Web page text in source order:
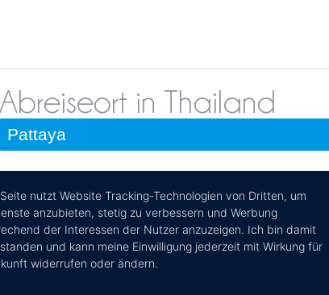
Abreiseort in Thailand
Pathumthani
von Pattaya nach Pathumthani per Bus
nutzt Website Tracking-Technologien von Dritten, um
anzubieten, stetig zu verbessern und Werbung
der Interessen der Nutzer anzuzeigen. Ich bin damit
und kann meine Einwilligung jederzeit mit Wirkung für
widerrufen oder ändern.